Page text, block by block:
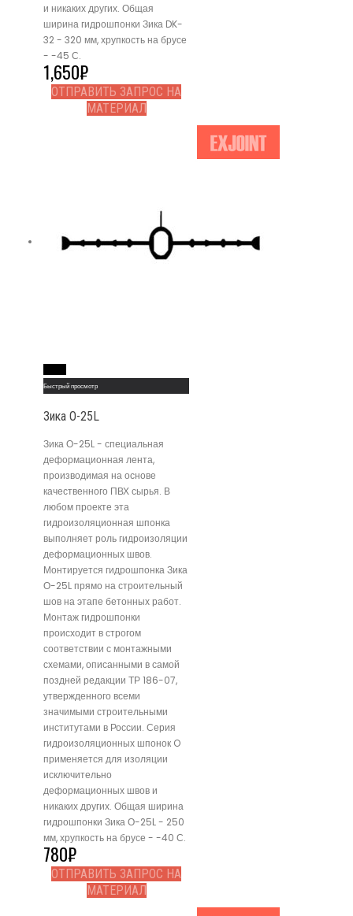
и никаких других. Общая
ширина гидрошпонки Зика DK-
32 - 320 мм, хрупкость на брусе
- -45 С.
1,650₽
ОТПРАВИТЬ ЗАПРОС НА
МАТЕРИАЛ
Быстрый просмотр
Зика О-25L
Зика О-25L - специальная
деформационная лента,
производимая на основе
качественного ПВХ сырья. В
любом проекте эта
гидроизоляционная шпонка
выполняет роль гидроизоляции
деформационных швов.
Монтируется гидрошпонка Зика
О-25L прямо на строительный
шов на этапе бетонных работ.
Монтаж гидрошпонки
происходит в строгом
соответствии с монтажными
схемами, описанными в самой
поздней редакции ТР 186-07,
утвержденного всеми
значимыми строительными
институтами в России. Серия
гидроизоляционных шпонок O
применяется для изоляции
исключительно
деформационных швов и
никаких других. Общая ширина
гидрошпонки Зика О-25L - 250
мм, хрупкость на брусе - -40 С.
780₽
ОТПРАВИТЬ ЗАПРОС НА
МАТЕРИАЛ